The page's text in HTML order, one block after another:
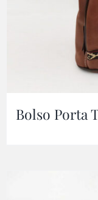
Bolso Porta